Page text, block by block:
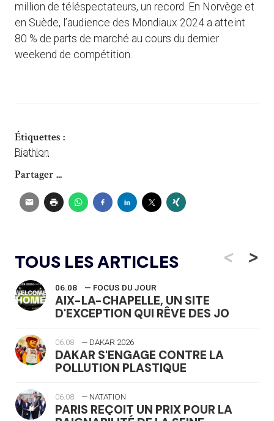
million de téléspectateurs, un record. En Norvège et
en Suède, l’audience des Mondiaux 2024 a atteint
80 % de parts de marché au cours du dernier
weekend de compétition.
Étiquettes :
Biathlon
Partager ...
TOUS LES ARTICLES <
06.08 — FOCUS DU JOUR
AIX-LA-CHAPELLE, UN SITE
D'EXCEPTION QUI RÊVE DES JO
06.08 — DAKAR 2026
DAKAR S'ENGAGE CONTRE LA
POLLUTION PLASTIQUE
06.08 — NATATION
PARIS REÇOIT UN PRIX POUR LA
>